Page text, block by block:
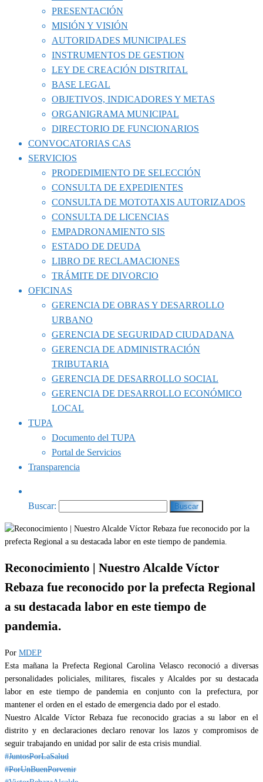
PRESENTACIÓN
MISIÓN Y VISIÓN
AUTORIDADES MUNICIPALES
INSTRUMENTOS DE GESTION
LEY DE CREACIÓN DISTRITAL
BASE LEGAL
OBJETIVOS, INDICADORES Y METAS
ORGANIGRAMA MUNICIPAL
DIRECTORIO DE FUNCIONARIOS
CONVOCATORIAS CAS
SERVICIOS
PRODEDIMIENTO DE SELECCIÓN
CONSULTA DE EXPEDIENTES
CONSULTA DE MOTOTAXIS AUTORIZADOS
CONSULTA DE LICENCIAS
EMPADRONAMIENTO SIS
ESTADO DE DEUDA
LIBRO DE RECLAMACIONES
TRÁMITE DE DIVORCIO
OFICINAS
GERENCIA DE OBRAS Y DESARROLLO
URBANO
GERENCIA DE SEGURIDAD CIUDADANA
GERENCIA DE ADMINISTRACIÓN
TRIBUTARIA
GERENCIA DE DESARROLLO SOCIAL
GERENCIA DE DESARROLLO ECONÓMICO
LOCAL
TUPA
Documento del TUPA
Portal de Servicios
Transparencia
Buscar:
Reconocimiento | Nuestro Alcalde Víctor
Rebaza fue reconocido por la prefecta Regional
a su destacada labor en este tiempo de
pandemia.
Por MDEP
Esta mañana la Prefecta Regional Carolina Velasco reconoció a diversas
personalidades policiales, militares, fiscales y Alcaldes por su destacada
labor en este tiempo de pandemia en conjunto con la prefectura, por
mantener el orden en el estado de emergencia dado por el estado.
Nuestro Alcalde Víctor Rebaza fue reconocido gracias a su labor en el
distrito y en declaraciones declaro renovar los lazos y compromisos de
seguir trabajando en unidad por salir de esta crisis mundial.
#JuntosPorLaSalud
#PorUnBuenPorvenir